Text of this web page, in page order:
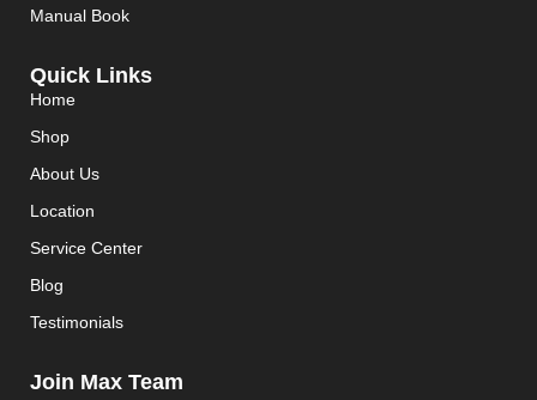
Manual Book
Quick Links
Home
Shop
About Us
Location
Service Center
Blog
Testimonials
Join Max Team